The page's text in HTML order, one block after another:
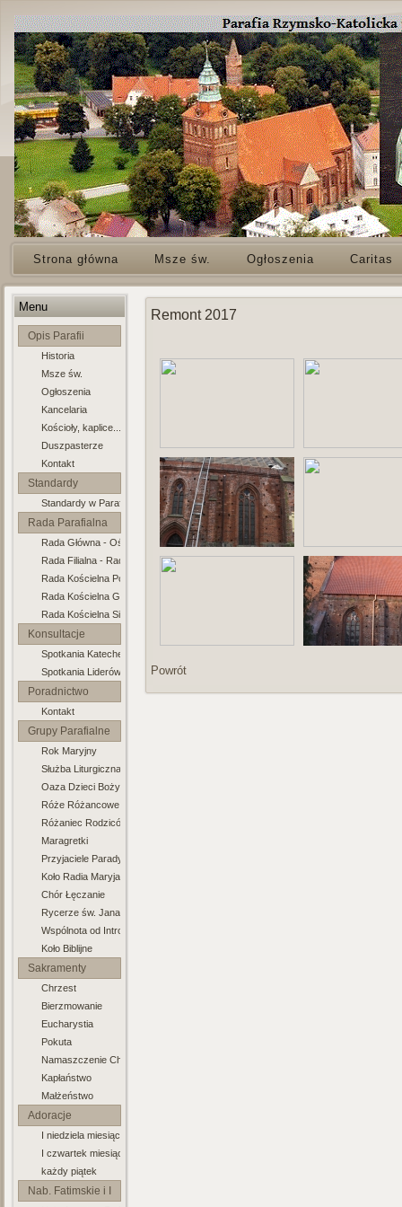
Strona główna Msze św. Ogłoszenia Caritas
Menu
Opis Parafii
Historia
Msze św.
Ogłoszenia
Kancelaria
Kościoły, kaplice...
Duszpasterze
Kontakt
Standardy
Ochrony Dzieci
Standardy w Parafii
Rada Parafialna
Rada Główna - Ośno
Rada Filialna - Radachów
Rada Kościelna Połęcko
Rada Kościelna Gronów
Rada Kościelna Sienno
Konsultacje
Duszp.
Spotkania Katechetyczne
Spotkania Liderów Grup
Poradnictwo
Rodzinne
Kontakt
Grupy Parafialne
Rok Maryjny
Służba Liturgiczna Ołtarza
Oaza Dzieci Bożych
Róże Różancowe
Różaniec Rodziców
Maragretki
Przyjaciele Paradyża
Koło Radia Maryja
Chór Łęczanie
Rycerze św. Jana Pawła II
Wspólnota od Intronizacji NSPJ
Koło Biblijne
Sakramenty
Chrzest
Bierzmowanie
Eucharystia
Pokuta
Namaszczenie Chorych
Kapłaństwo
Małżeństwo
Adoracje
I niedziela miesiąca
I czwartek miesiąca
każdy piątek
Nab. Fatimskie i I
Remont 2017
Powrót